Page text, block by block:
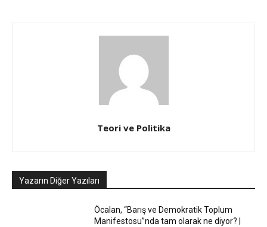
Teori ve Politika
Yazarın Diğer Yazıları
Öcalan, “Barış ve Demokratik Toplum
Manifestosu”nda tam olarak ne diyor? |